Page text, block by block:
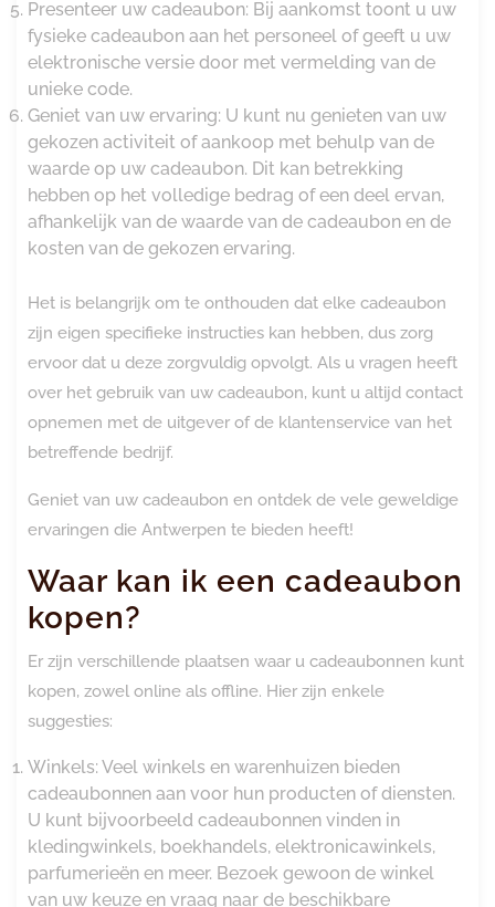
Presenteer uw cadeaubon: Bij aankomst toont u uw
fysieke cadeaubon aan het personeel of geeft u uw
elektronische versie door met vermelding van de
unieke code.
Geniet van uw ervaring: U kunt nu genieten van uw
gekozen activiteit of aankoop met behulp van de
waarde op uw cadeaubon. Dit kan betrekking
hebben op het volledige bedrag of een deel ervan,
afhankelijk van de waarde van de cadeaubon en de
kosten van de gekozen ervaring.
Het is belangrijk om te onthouden dat elke cadeaubon
zijn eigen specifieke instructies kan hebben, dus zorg
ervoor dat u deze zorgvuldig opvolgt. Als u vragen heeft
over het gebruik van uw cadeaubon, kunt u altijd contact
opnemen met de uitgever of de klantenservice van het
betreffende bedrijf.
Geniet van uw cadeaubon en ontdek de vele geweldige
ervaringen die Antwerpen te bieden heeft!
Waar kan ik een cadeaubon
kopen?
Er zijn verschillende plaatsen waar u cadeaubonnen kunt
kopen, zowel online als offline. Hier zijn enkele
suggesties:
Winkels: Veel winkels en warenhuizen bieden
cadeaubonnen aan voor hun producten of diensten.
U kunt bijvoorbeeld cadeaubonnen vinden in
kledingwinkels, boekhandels, elektronicawinkels,
parfumerieën en meer. Bezoek gewoon de winkel
van uw keuze en vraag naar de beschikbare